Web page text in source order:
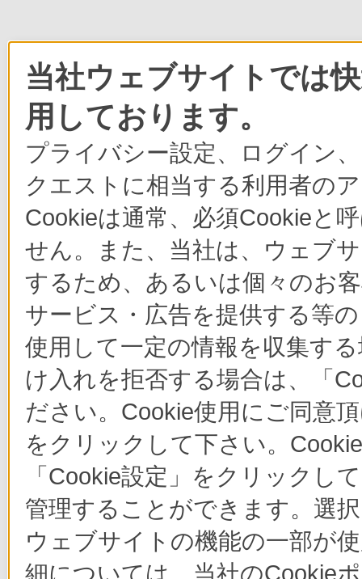
当社ウェブサイトでは
用しております。
プライバシー設定、ログイン
クエストに相当する利用者の
Cookieは通常、必須Cookieと
せん。また、当社は、ウェブ
するため、あるいは個々のお
サービス・広告を提供する等
使用して一定の情報を収集す
け入れを拒否する場合は、「
ださい。Cookie使用にご同意
をクリックして下さい。
「Cookie設定」をクリックし
管理することができます。選
ウェブサイトの機能の一部が
細については、当社のCookie